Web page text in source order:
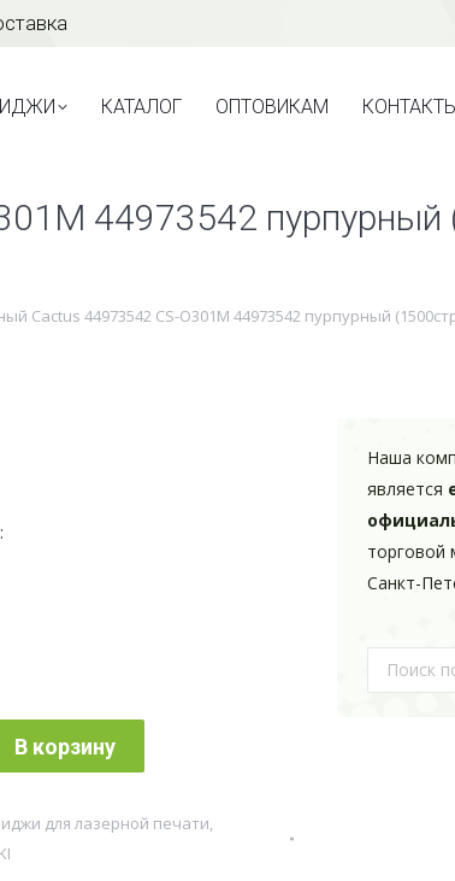
КАТАЛОГ ОПТОВИКАМ
44973542 пурпурный
Cactus 44973542 CS-O301M 44973542 пурпурный
В корзину
для лазерной печати,
Наша
является
торговой
Санкт-